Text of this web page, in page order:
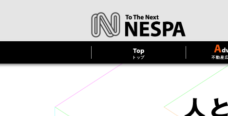
Top
トップ
A
不動産